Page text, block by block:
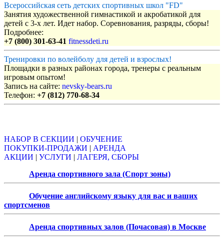
Всероссийская сеть детских спортивных школ "FD"
Занятия художественной гимнастикой и акробатикой для
детей с 3-х лет. Идет набор. Соревнования, разряды, сборы!
Подробнее:
+7 (800) 301-63-41 fitnessdeti.ru
Тренировки по волейболу для детей и взрослых!
Площадки в разных районах города, тренеры с реальным
игровым опытом!
Запись на сайте: nevsky-bears.ru
Телефон: +7 (812) 770-68-34
НАБОР В СЕКЦИИ | ОБУЧЕНИЕ
ПОКУПКИ-ПРОДАЖИ | АРЕНДА
АКЦИИ | УСЛУГИ | ЛАГЕРЯ, СБОРЫ
Аренда спортивного зала (Спорт зоны)
Обучение английскому языку для вас и ваших
спортсменов
Аренда спортивных залов (Почасовая) в Москве